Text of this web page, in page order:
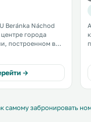
Beránka Náchod
города
построенном в
рабочим столом и
.
→
самому забронировать